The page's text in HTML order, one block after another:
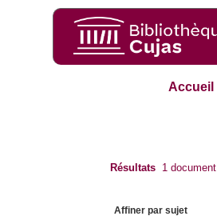
Accueil
Résultats 1 document
Affiner par sujet